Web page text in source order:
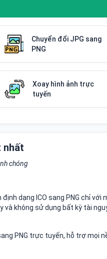
Chuyển đổi JPG sang
PNG
Xoay hình ảnh trực
tuyến
nhất
chóng
dạng ICO sang PNG chỉ với
không sử dụng bất kỳ tài
PNG trực tuyến, hỗ trợ mọi